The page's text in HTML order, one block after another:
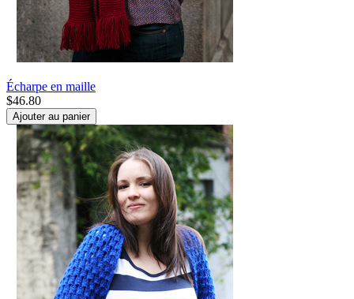
Écharpe en maille
$46.80
Ajouter au panier